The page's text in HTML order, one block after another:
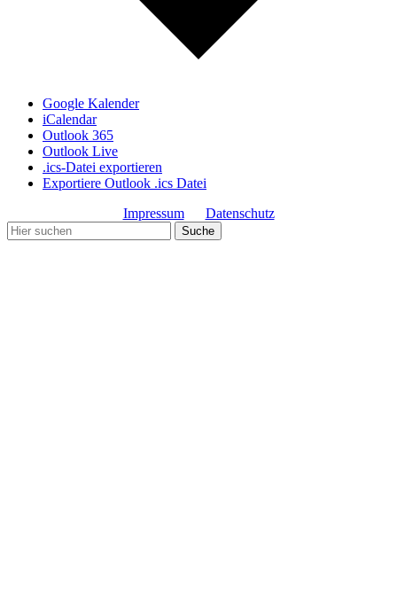
Google Kalender
iCalendar
Outlook 365
Outlook Live
.ics-Datei exportieren
Exportiere Outlook .ics Datei
Impressum
Datenschutz